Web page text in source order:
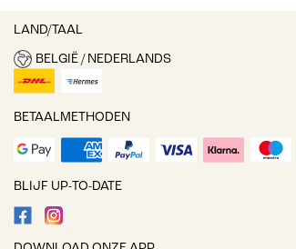
LAND/TAAL
BELGIË / NEDERLANDS
BETAALMETHODEN
BLIJF UP-TO-DATE